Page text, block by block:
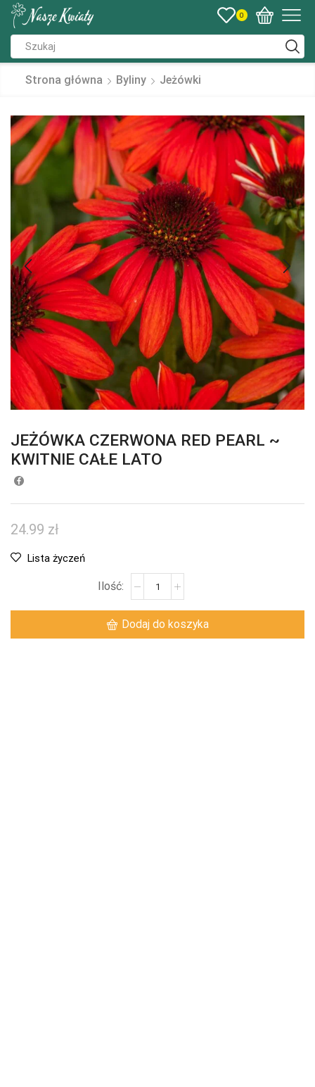
0
Strona główna Byliny Jeżówki
JEŻÓWKA CZERWONA RED PEARL ~
KWITNIE CAŁE LATO
24.99 zł
Lista życzeń
Dodaj do koszyka